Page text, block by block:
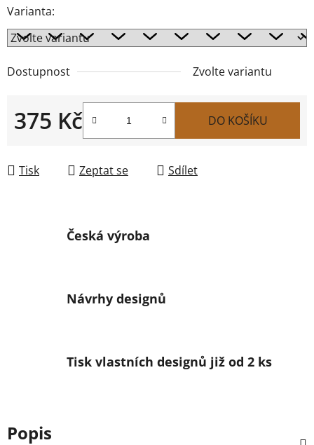
Varianta:
Dostupnost Zvolte variantu
375 Kč DO KOŠÍKU
Tisk Zeptat se Sdílet
Česká výroba
Návrhy designů
Tisk vlastních designů již od 2 ks
Popis